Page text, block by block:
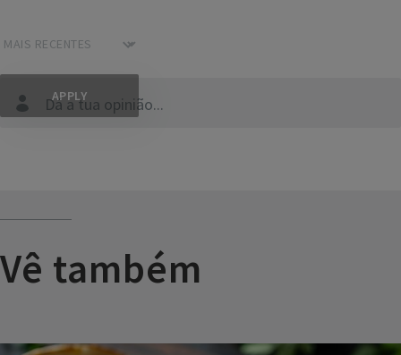
Dá a tua opinião...
Vê também